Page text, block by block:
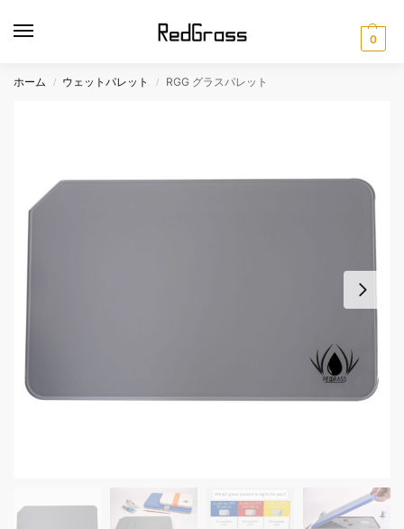
0
ホーム / ウェットパレット / RGG グラスパレット